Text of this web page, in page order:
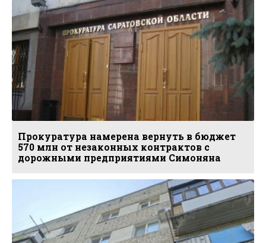
Прокуратура намерена вернуть в бюджет
570 млн от незаконных контрактов с
дорожными предприятиями Симоняна